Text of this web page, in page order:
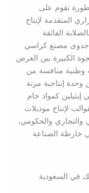
تقوم على
المتقدمة لإنتاج
الفائقة
جدوى مصنع كراسي
الكبيرة بين العرض
وطنية منافسة من
إنتاجية مرنة
إيثيلين كمواد خام
لإنتاج موديلات
والتجاري والحكومي،
خارطة الصناعة
في السعودية